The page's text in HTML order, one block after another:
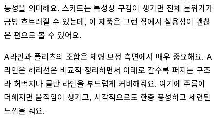
능성을 의미해요. 스커트는 특성상 구김이 생기면 전체 분위기가
금방 흐트러질 수 있는데, 이 제품은 그런 점에서 실용성이 괜찮
은 편으로 볼 수 있어요.
A라인과 플리츠의 조합은 체형 보정 측면에서 매우 중요해요. A
라인은 허리선은 비교적 정리하면서 아래로 갈수록 퍼지는 구조
라 허벅지나 골반 라인을 부드럽게 커버해줘요. 여기에 주름이
더해지면 움직임이 생기고, 시각적으로도 한층 풍성하고 세련된
느낌을 줘요.